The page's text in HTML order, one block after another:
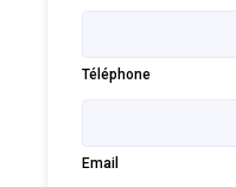
Téléphone
Email